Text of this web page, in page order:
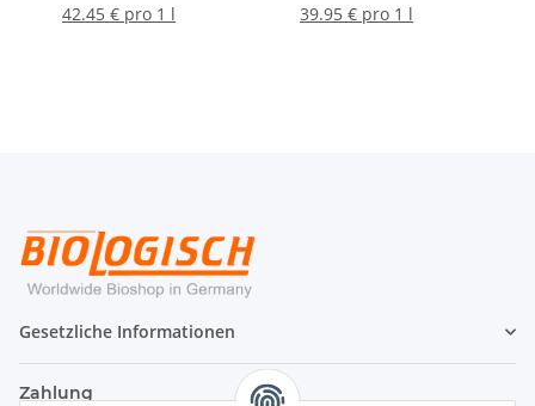
42.45 € pro 1 l
39.95 € pro 1 l
Gesetzliche Informationen
Zahlung